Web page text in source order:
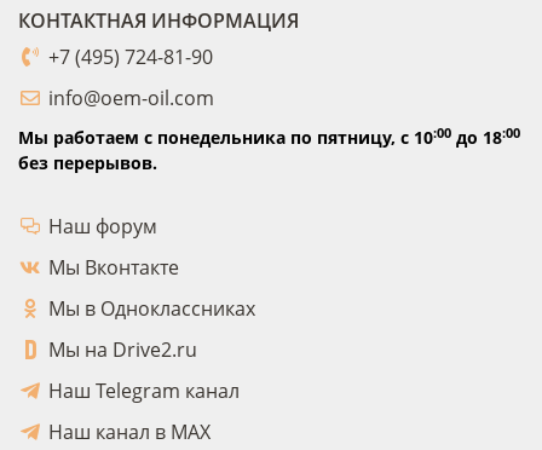
КОНТАКТНАЯ ИНФОРМАЦИЯ
+7 (495) 724-81-90
info@oem-oil.com
Мы работаем с понедельника по пятницу, с 10:00 до 18:00
без перерывов.
Наш форум
Мы Вконтакте
Мы в Одноклассниках
Мы на Drive2.ru
Наш Telegram канал
Наш канал в MAX